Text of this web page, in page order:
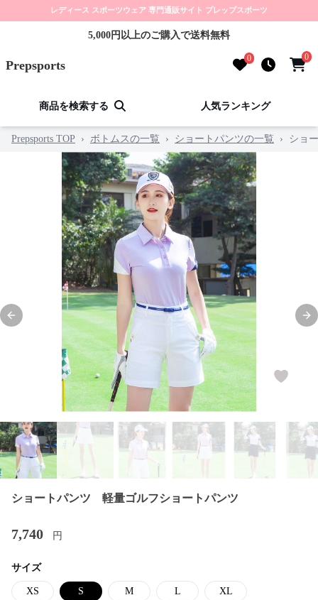
レディース スポーツウェア 専門通販サイト プレップスポーツ
5,000円以上のご購入で送料無料
Prepsports 0 0
商品を検索する 人気ランキング
Prepsports TOP › ボトムスの一覧 › ショートパンツの一覧 › ショ
Previous slide
ショートパンツ 軽量ゴルフショートパンツ
7,740 円
サイズ
XS S M L XL